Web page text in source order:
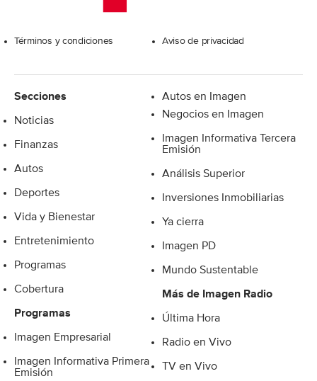
Términos y condiciones Aviso de privacidad
Secciones
Noticias
Finanzas
Autos
Deportes
Vida y Bienestar
Entretenimiento
Programas
Cobertura
Programas
Imagen Empresarial
Imagen Informativa Primera
Emisión
Autos en Imagen
Negocios en Imagen
Imagen Informativa Tercera
Emisión
Análisis Superior
Inversiones Inmobiliarias
Ya cierra
Imagen PD
Mundo Sustentable
Más de Imagen Radio
Última Hora
Radio en Vivo
TV en Vivo